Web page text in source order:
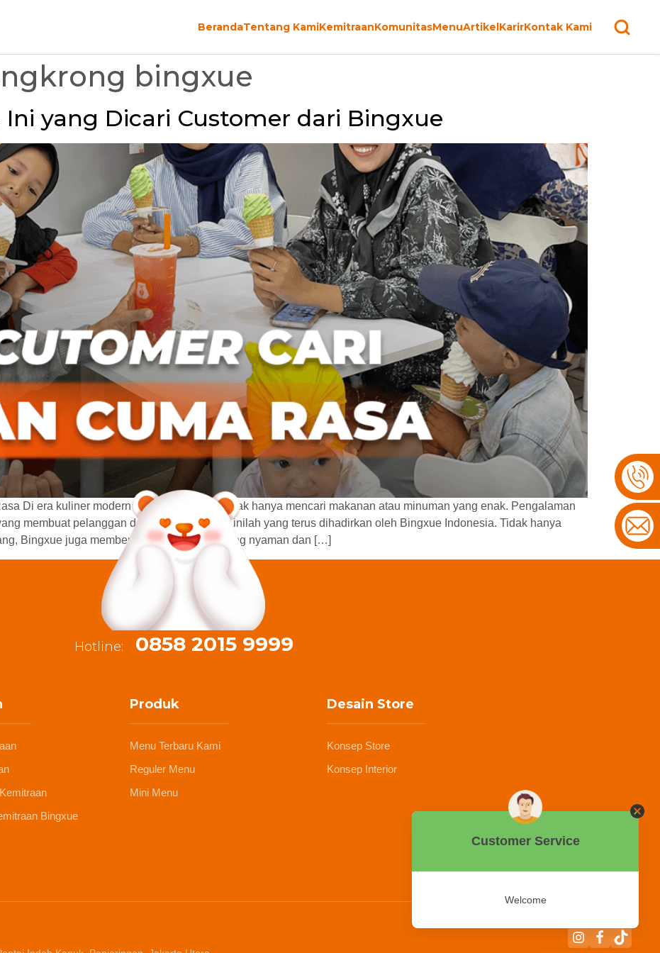
BerandaTentang KamiKemitraanKomunitasMenuArtikelKarirKontak Kami
bingxue
Ini yang Dicari Customer dari Bingxue
Di era kuliner modern saat ini, customer tidak hanya mencari makanan atau minuman yang enak. Pengalaman
membuat pelanggan datang kembali. Hal inilah yang terus dihadirkan oleh Bingxue Indonesia. Tidak hanya
Bingxue juga memberikan pengalaman yang nyaman dan […]
Hotline: 0858 2015 9999
Bingxue
Produk
Menu Terbaru Kami
Reguler Menu
Mini Menu
Desain Store
Konsep Store
Konsep Interior